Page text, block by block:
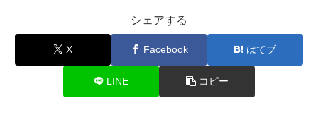
シェアする
X Facebook はてブ
LINE コピー